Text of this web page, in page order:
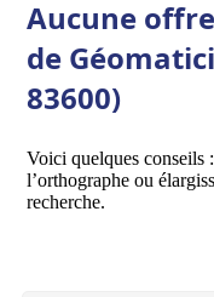
Aucune
de
83600)
Voici quelques conseils
l’orthographe ou
recherche.